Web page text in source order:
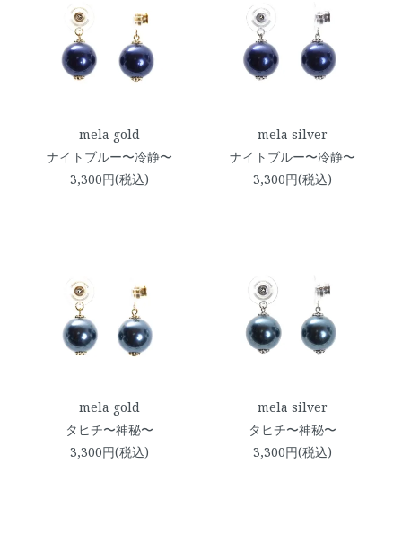
mela gold
ナイトブルー〜冷静〜
3,300円(税込)
mela silver
ナイトブルー〜冷静〜
3,300円(税込)
mela gold
タヒチ〜神秘〜
3,300円(税込)
mela silver
タヒチ〜神秘〜
3,300円(税込)